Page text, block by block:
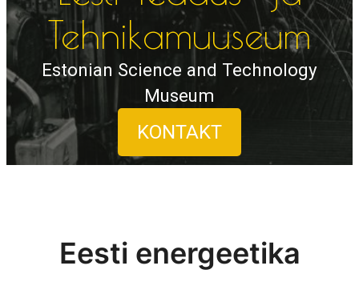
Tehnikamuuseum
Estonian Science and Technology
Museum
KONTAKT
Eesti energeetika